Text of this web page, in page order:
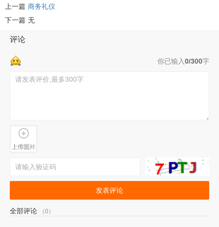
上一篇 商务礼仪
下一篇 无
评论
你已输入0/300字
发表评论
全部评论 （0）